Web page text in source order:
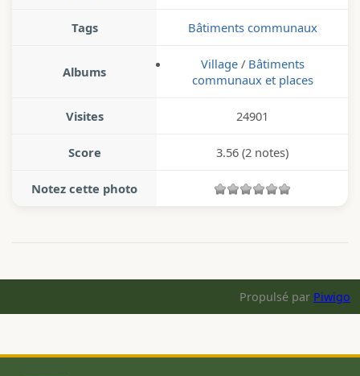
Tags Bâtiments communaux
Albums Village/ Bâtiments
communaux et places
Visites 24901
Score 3.56 (2 notes)
Notez cette photo
Propulsé par Piwigo